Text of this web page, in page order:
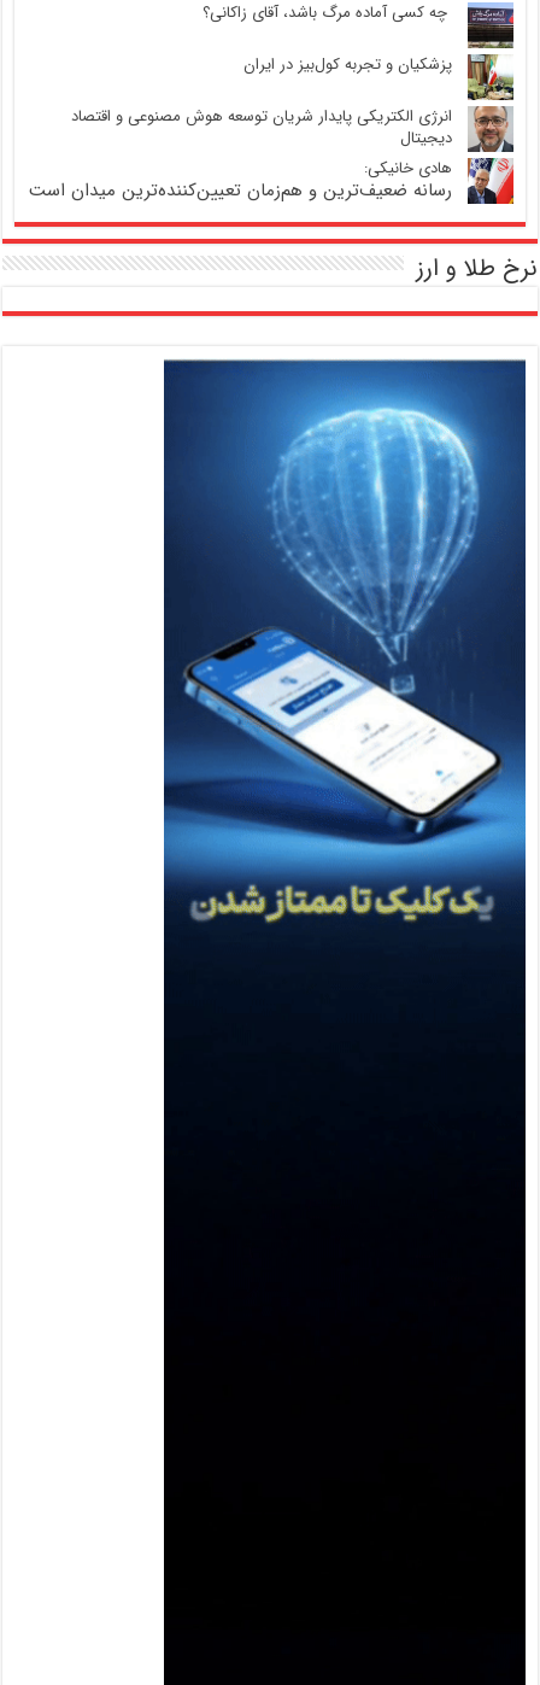
‍ چه کسی آماده مرگ باشد، آقای زاکانی؟
پزشکیان و تجربه کول‌بیز در ایران
انرژی الکتریکی پایدار شریان توسعه هوش مصنوعی و اقتصاد
دیجیتال
هادی خانیکی:
رسانه ضعیف‌ترین و هم‌زمان تعیین‌کننده‌ترین میدان است
نرخ طلا و ارز